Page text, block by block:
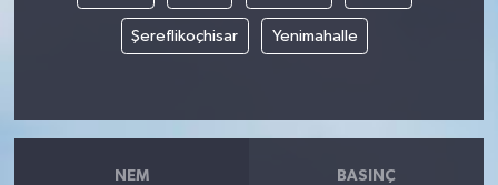
Şereflikoçhisar Yenimahalle
NEM BASINÇ
Kütahya